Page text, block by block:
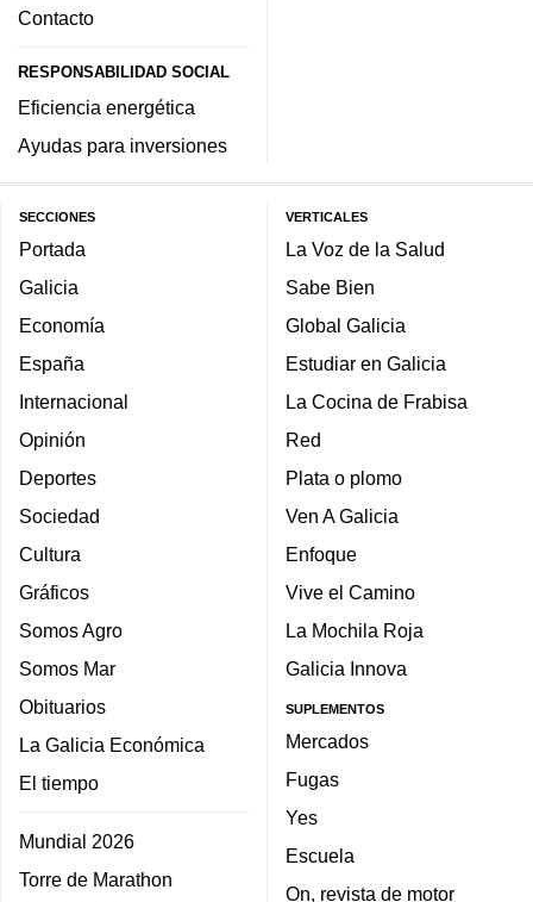
Contacto
RESPONSABILIDAD SOCIAL
Eficiencia energética
Ayudas para inversiones
SECCIONES
Portada
Galicia
Economía
España
Internacional
Opinión
Deportes
Sociedad
Cultura
Gráficos
Somos Agro
Somos Mar
Obituarios
La Galicia Económica
El tiempo
Mundial 2026
Torre de Marathon
VERTICALES
La Voz de la Salud
Sabe Bien
Global Galicia
Estudiar en Galicia
La Cocina de Frabisa
Red
Plata o plomo
Ven A Galicia
Enfoque
Vive el Camino
La Mochila Roja
Galicia Innova
SUPLEMENTOS
Mercados
Fugas
Yes
Escuela
On, revista de motor